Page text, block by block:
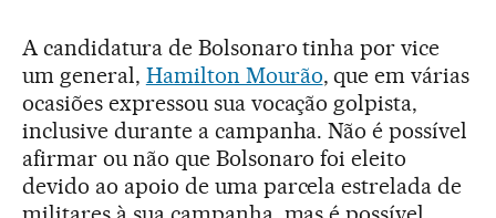
A candidatura de Bolsonaro tinha por vice
um general, Hamilton Mourão, que em várias
ocasiões expressou sua vocação golpista,
inclusive durante a campanha. Não é possível
afirmar ou não que Bolsonaro foi eleito
devido ao apoio de uma parcela estrelada de